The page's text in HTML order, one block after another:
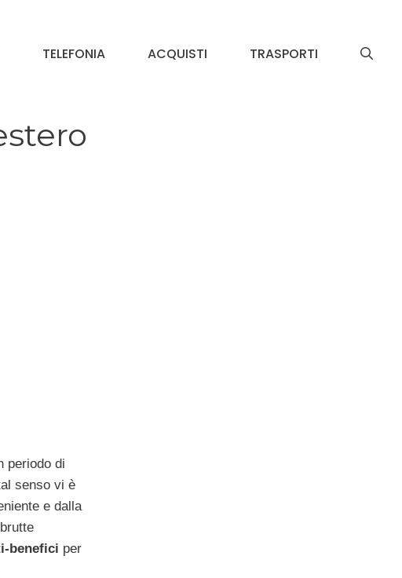
TELEFONIA ACQUISTI TRASPORTI
periodo di
senso vi è
e dalla
benefici per